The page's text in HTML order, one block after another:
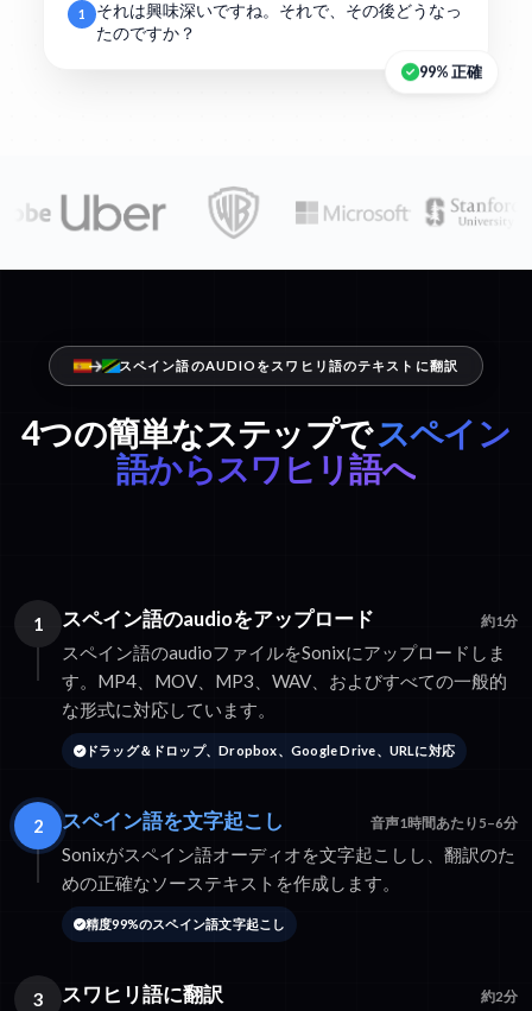
1
それは興味深いですね。それで、その後どうなっ
たのですか？
99% 正確
スペイン語のAUDIOをスワヒリ語のテキストに翻訳
4つの簡単なステップでスペイン
語からスワヒリ語へ
1 スペイン語のaudioをアップロード 約1分
スペイン語のaudioファイルをSonixにアップロードしま
す。MP4、MOV、MP3、WAV、およびすべての一般的
な形式に対応しています。
ドラッグ＆ドロップ、Dropbox、Google Drive、URLに対応
2 スペイン語を文字起こし 音声1時間あたり5–6分
Sonixがスペイン語オーディオを文字起こしし、翻訳のた
めの正確なソーステキストを作成します。
精度99%のスペイン語文字起こし
3 スワヒリ語に翻訳 約2分